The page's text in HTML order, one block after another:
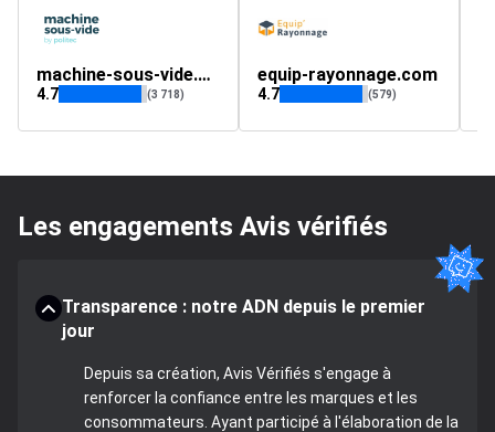
machine-sous-vide.com
4.7 (3 718)
equip-rayonnage.com
4.7 (579)
Les engagements Avis vérifiés
Transparence : notre ADN depuis le premier
jour
Depuis sa création, Avis Vérifiés s'engage à
renforcer la confiance entre les marques et les
consommateurs. Ayant participé à l'élaboration de la